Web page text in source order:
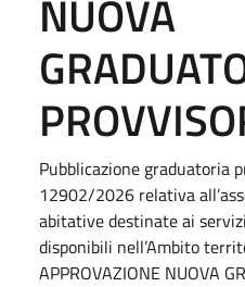
NUOVA
Pubblicazione graduatoria
12902/2026 relativa
abitative destinate ai
disponibili nell’Ambito
APPROVAZIONE NUOVA